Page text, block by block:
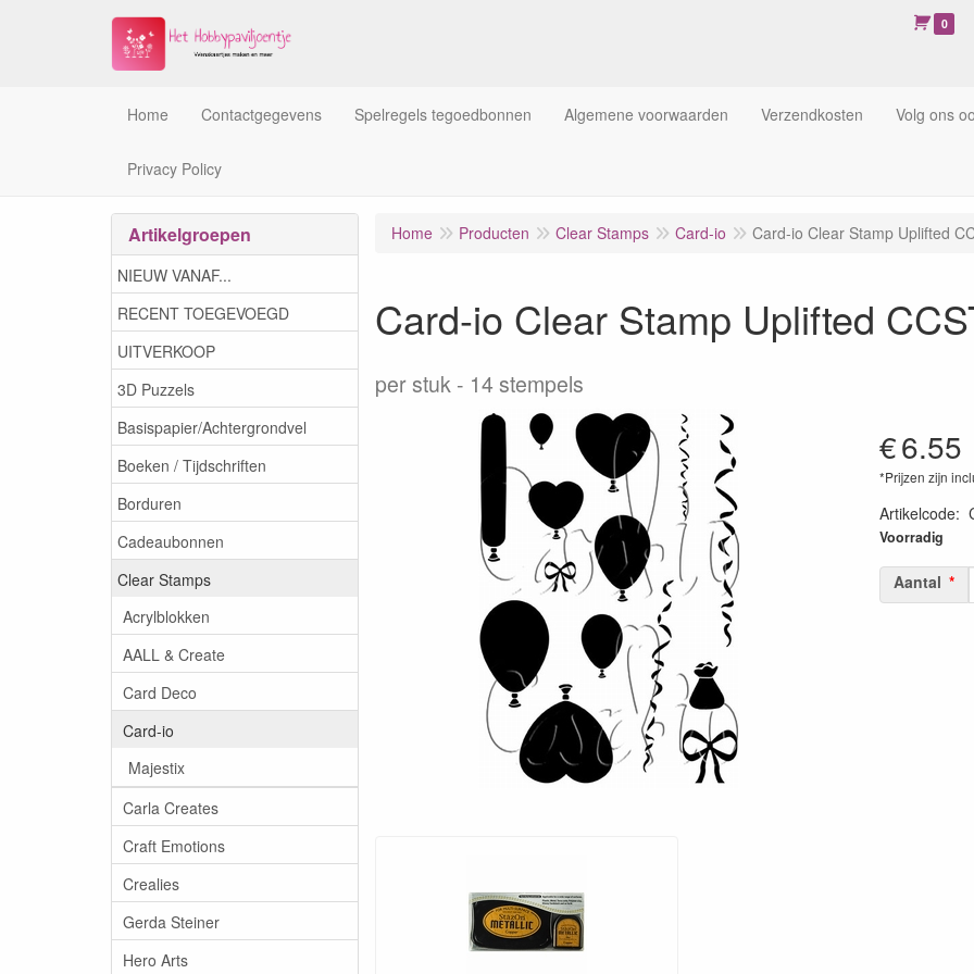
0
Home Contactgegevens Spelregels tegoedbonnen Algemene voorwaarden Verzendkosten Volg ons
Privacy Policy
Artikelgroepen
NIEUW VANAF...
RECENT TOEGEVOEGD
UITVERKOOP
3D Puzzels
Basispapier/Achtergrondvel
Boeken / Tijdschriften
Borduren
Cadeaubonnen
Clear Stamps
Acrylblokken
AALL & Create
Card Deco
Card-io
Majestix
Carla Creates
Craft Emotions
Crealies
Gerda Steiner
Hero Arts
Home Producten Clear Stamps Card-io Card-io Clear Stamp Uplifted
Card-io Clear Stamp Uplifted
per stuk 14 stempels
€6.55
*Prijzen zijn
Artikelcode:
Voorradig
Aantal